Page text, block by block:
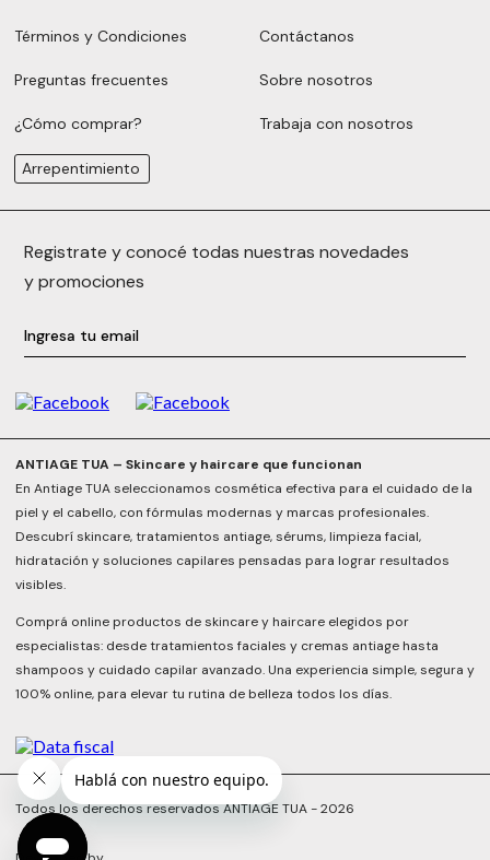
Términos y Condiciones
Preguntas frecuentes
¿Cómo comprar?
Arrepentimiento
Contáctanos
Sobre nosotros
Trabaja con nosotros
Registrate y conocé todas nuestras novedades
y promociones
ANTIAGE TUA – Skincare y haircare que funcionan
En Antiage TUA seleccionamos cosmética efectiva para el cuidado de la
piel y el cabello, con fórmulas modernas y marcas profesionales.
Descubrí skincare, tratamientos antiage, sérums, limpieza facial,
hidratación y soluciones capilares pensadas para lograr resultados
visibles.
Comprá online productos de skincare y haircare elegidos por
especialistas: desde tratamientos faciales y cremas antiage hasta
shampoos y cuidado capilar avanzado. Una experiencia simple, segura y
100% online, para elevar tu rutina de belleza todos los días.
Todos los derechos reservados ANTIAGE TUA - 2026